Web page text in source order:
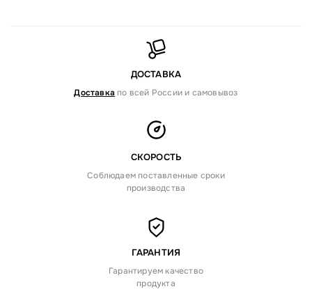
ДОСТАВКА
Доставка по всей России и самовывоз
СКОРОСТЬ
Соблюдаем поставленные сроки
производства
ГАРАНТИЯ
Гарантируем качество
продукта